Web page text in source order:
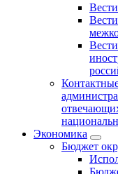
Экономика
Бюджет